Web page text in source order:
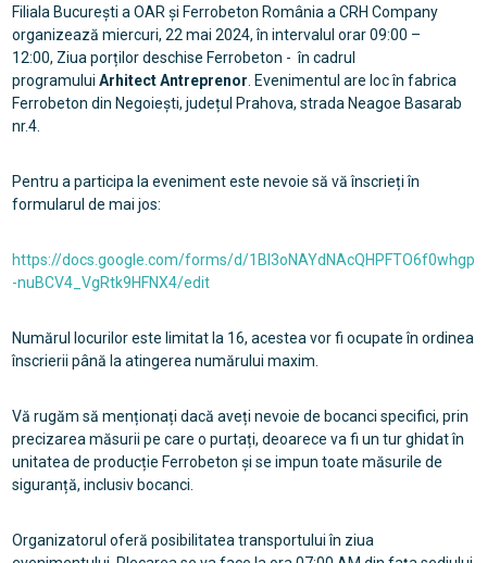
Filiala București a OAR și Ferrobeton România a CRH Company
organizează miercuri, 22 mai 2024, în intervalul orar 09:00 –
12:00, Ziua porților deschise Ferrobeton - în cadrul
programului Arhitect Antreprenor . Evenimentul are loc în fabrica
Ferrobeton din Negoiești, județul Prahova, strada Neagoe Basarab
nr.4.
Pentru a participa la eveniment este nevoie să vă înscrieți în
formularul de mai jos:
https://docs.google.com/forms/d/1Bl3oNAYdNAcQHPFTO6f0whgp
-nuBCV4_VgRtk9HFNX4/edit
Numărul locurilor este limitat la 16, acestea vor fi ocupate în ordinea
înscrierii până la atingerea numărului maxim.
Vă rugăm să menționați dacă aveți nevoie de bocanci specifici, prin
precizarea măsurii pe care o purtați, deoarece va fi un tur ghidat în
unitatea de producție Ferrobeton și se impun toate măsurile de
siguranță, inclusiv bocanci.
Organizatorul oferă posibilitatea transportului în ziua